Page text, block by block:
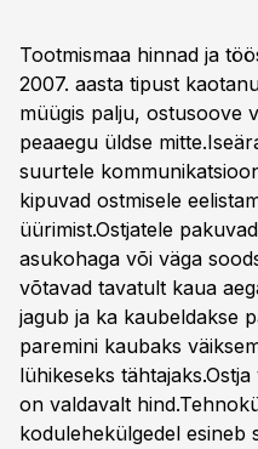
Tootmismaa hinnad ja
2007. aasta tipust
müügis palju, ostusoove
peaaegu üldse
suurtele
kipuvad ostmisele
üürimist.Ostjatele
asukohaga või väga
võtavad tavatult kaua
jagub ja ka kaubeldakse
paremini kaubaks
lühikeseks
on valdavalt
kodulehekülgedel esineb